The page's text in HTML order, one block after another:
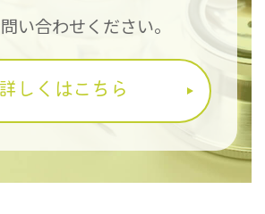
い合わせください。
詳しくはこちら